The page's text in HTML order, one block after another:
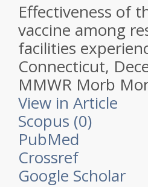
Effectiveness of
vaccine among
facilities
Connecticut,
MMWR Morb
View in Article
Scopus (0)
PubMed
Crossref
Google Scholar